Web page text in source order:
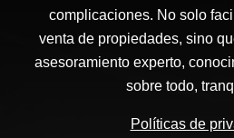
complicaciones. No solo
venta de propiedades, sino
asesoramiento experto,
sobre todo,
Políticas de